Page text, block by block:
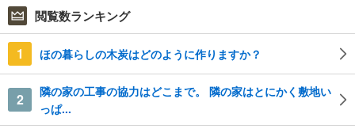
閲覧数ランキング
1 ほの暮らしの木炭はどのように作りますか？
2
隣の家の工事の協力はどこまで。 隣の家はとにかく敷地い
っぱ...